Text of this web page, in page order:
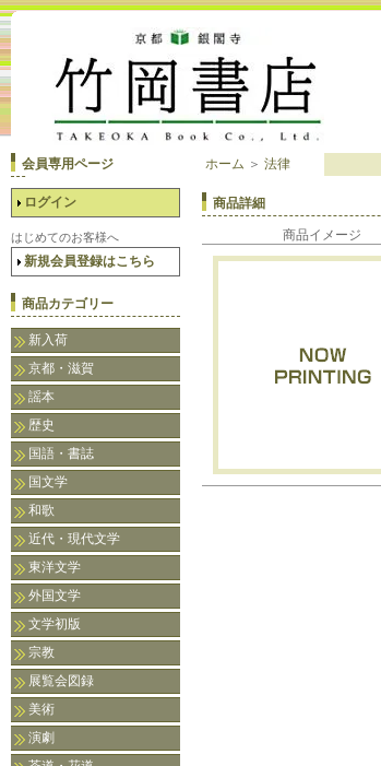
会員専用ページ
ログイン
はじめてのお客様へ
新規会員登録はこちら
商品カテゴリー
新入荷
京都・滋賀
謡本
歴史
国語・書誌
国文学
和歌
近代・現代文学
東洋文学
外国文学
文学初版
宗教
展覧会図録
美術
演劇
ホーム ＞ 法律
商品詳細
商品イメージ